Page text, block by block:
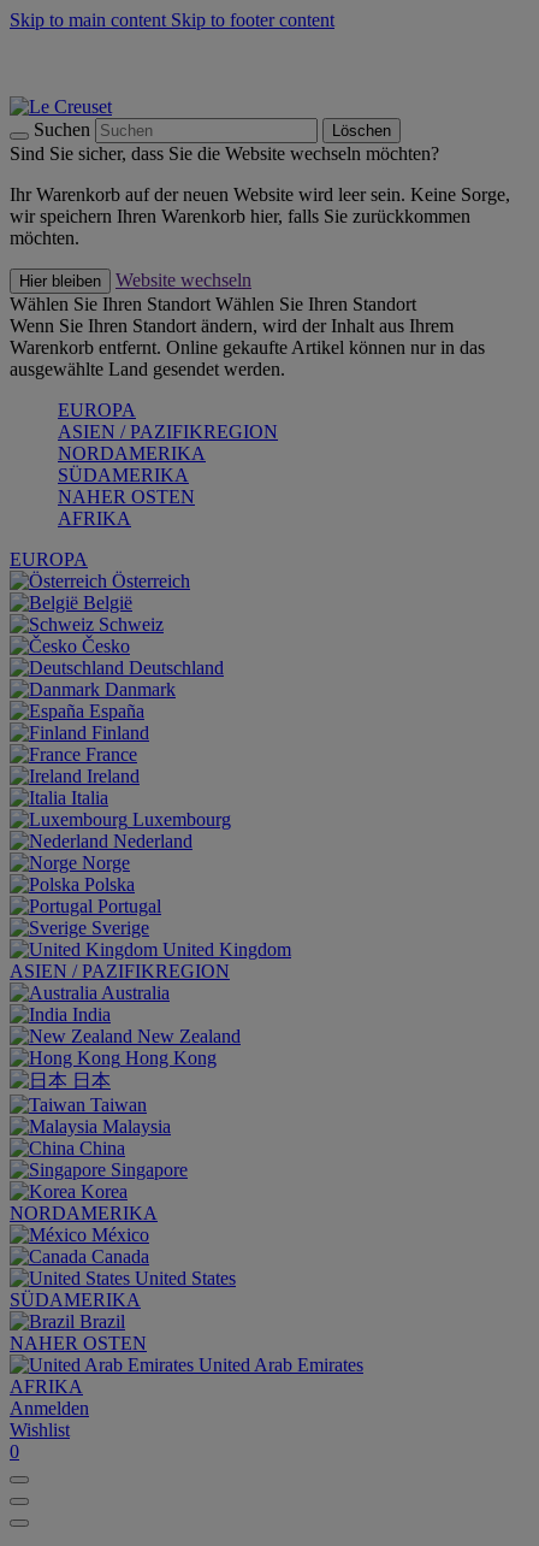
Skip to main content Skip to footer content
Suchen Löschen
Sind Sie sicher, dass Sie die Website wechseln möchten?
Ihr Warenkorb auf der neuen Website wird leer sein. Keine Sorge,
wir speichern Ihren Warenkorb hier, falls Sie zurückkommen
möchten.
Hier bleiben
Website wechseln
Wählen Sie Ihren Standort Wählen Sie Ihren Standort
Wenn Sie Ihren Standort ändern, wird der Inhalt aus Ihrem
Warenkorb entfernt. Online gekaufte Artikel können nur in das
ausgewählte Land gesendet werden.
EUROPA
ASIEN / PAZIFIKREGION
NORDAMERIKA
SÜDAMERIKA
NAHER OSTEN
AFRIKA
EUROPA
Österreich
België
Schweiz
Česko
Deutschland
Danmark
España
Finland
France
Ireland
Italia
Luxembourg
Nederland
Norge
Polska
Portugal
Sverige
United Kingdom
ASIEN / PAZIFIKREGION
Australia
India
New Zealand
Hong Kong
日本
Taiwan
Malaysia
China
Singapore
Korea
NORDAMERIKA
México
Canada
United States
SÜDAMERIKA
Brazil
NAHER OSTEN
United Arab Emirates
AFRIKA
Anmelden
Wishlist
0